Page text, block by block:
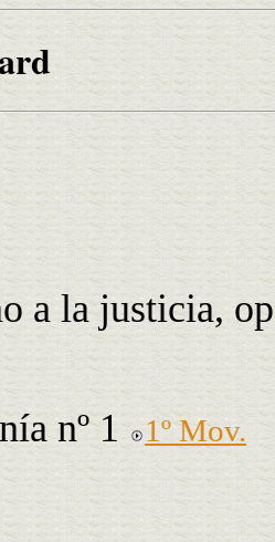
a la justicia,
nº 1 1º Mov.